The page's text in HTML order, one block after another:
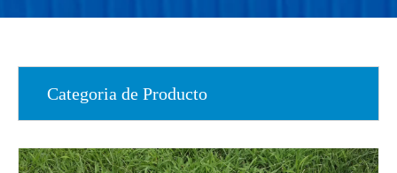
Categoria de Producto